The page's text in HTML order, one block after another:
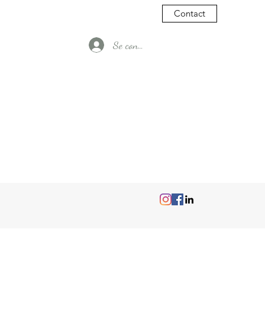
Contact
Se connecter